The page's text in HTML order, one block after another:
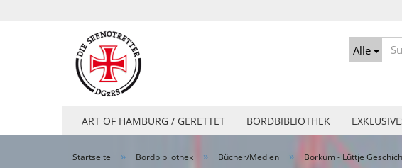
Alle
ART OF HAMBURG / GERETTET BORDBIBLIOTHEK
Startseite » Bordbibliothek » Bücher/Medien » Borkum - Lüttje